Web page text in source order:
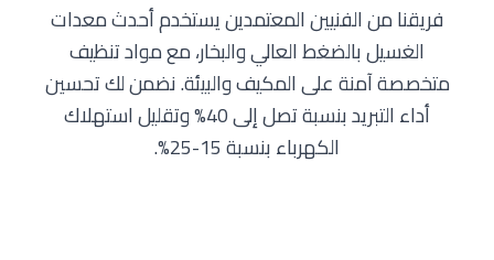
فريقنا من الفنيين المعتمدين يستخدم أحدث معدات
الغسيل بالضغط العالي والبخار، مع مواد تنظيف
متخصصة آمنة على المكيف والبيئة. نضمن لك تحسين
أداء التبريد بنسبة تصل إلى 40% وتقليل استهلاك
الكهرباء بنسبة 15-25%.